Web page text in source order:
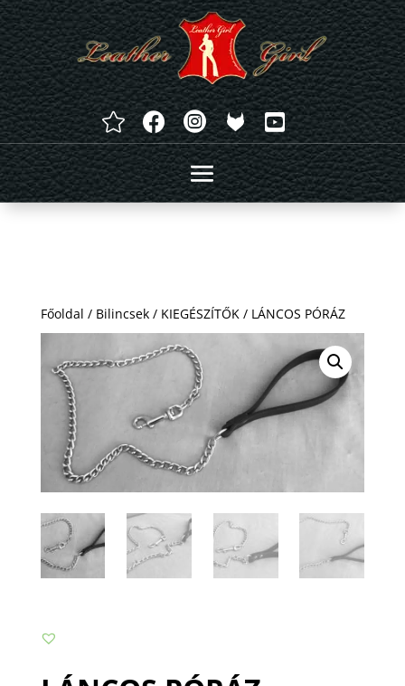
   
Főoldal / Bilincsek/ KIEGÉSZÍTŐK/ LÁNCOS PÓRÁZ